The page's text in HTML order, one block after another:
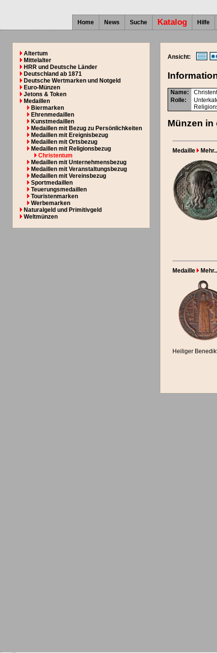
Home News Suche Katalog Hilfe
Altertum
Mittelalter
HRR und Deutsche Länder
Deutschland ab 1871
Deutsche Wertmarken und Notgeld
Euro-Münzen
Jetons & Token
Medaillen
Biermarken
Ehrenmedaillen
Kunstmedaillen
Medaillen mit Bezug zu Persönlichkeiten
Medaillen mit Ereignisbezug
Medaillen mit Ortsbezug
Medaillen mit Religionsbezug
Christentum
Medaillen mit Unternehmensbezug
Medaillen mit Veranstaltungsbezug
Medaillen mit Vereinsbezug
Sportmedaillen
Teuerungsmedaillen
Touristenmarken
Werbemarken
Naturalgeld und Primitivgeld
Weltmünzen
Ansicht:
Name:
Rolle:
Münzen in
Medaille
Medaille
Heiliger